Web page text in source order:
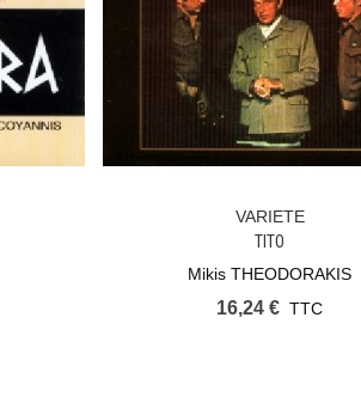
Ajouter Au Panier
VARIETE
TITO
Mikis THEODORAKIS
16,24 € TTC